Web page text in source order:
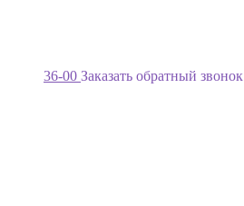
36-00 Заказать обратный звонок